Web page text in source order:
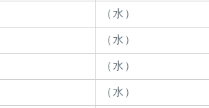
（水）
（水）
（水）
（水）